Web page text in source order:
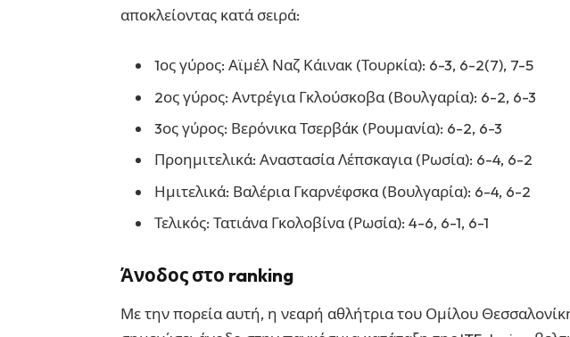
αποκλείοντας κατά σειρά:
1ος γύρος: Αϊμέλ Ναζ Κάινακ (Τουρκία): 6-3, 6-2(7), 7-5
2ος γύρος: Αντρέγια Γκλούσκοβα (Βουλγαρία): 6-2, 6-3
3ος γύρος: Βερόνικα Τσερβάκ (Ρουμανία): 6-2, 6-3
Προημιτελικά: Αναστασία Λέπσκαγια (Ρωσία): 6-4, 6-2
Ημιτελικά: Βαλέρια Γκαρνέφσκα (Βουλγαρία): 6-4, 6-2
Τελικός: Τατιάνα Γκολοβίνα (Ρωσία): 4-6, 6-1, 6-1
Άνοδος στο ranking
Με την πορεία αυτή, η νεαρή αθλήτρια του Ομίλου